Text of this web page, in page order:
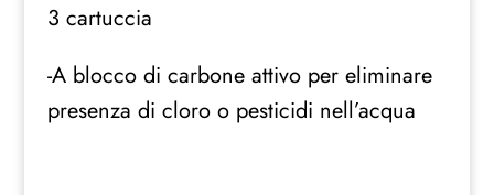
3 cartuccia
-A blocco di carbone attivo per eliminare
presenza di cloro o pesticidi nell’acqua